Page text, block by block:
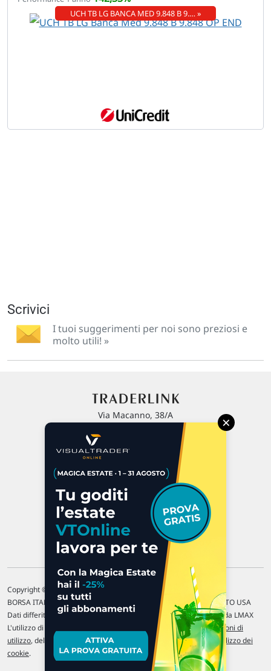
UCH TB LG BANCA MED 9.848 B 9.… »
Scrivici
I tuoi suggerimenti per noi sono preziosi e
molto utili! »
Via Macanno, 38/A
P.IVA 02 452 460 401
Chi siamo
Commenti e segnalazioni
Contattaci
Copyright © 1996-2026 Traderlink Italia s.r.l.
BORSA ITALIANA Quotazioni di borsa differite di 15 min. / MERCATO USA
Dati differiti di 15 min. (fonte Intrinio) / FOREX Quotazioni fornite da LMAX
L'utilizzo di questo sito implica l'accettazione delle nostre Condizioni di
utilizzo, del Disclaimer MAR, delle Politiche sulla privacye dell' Utilizzo dei
cookie.
×